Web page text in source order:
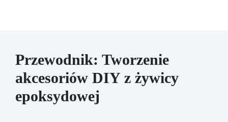
Przewodnik: Tworzenie
akcesoriów DIY z żywicy
epoksydowej